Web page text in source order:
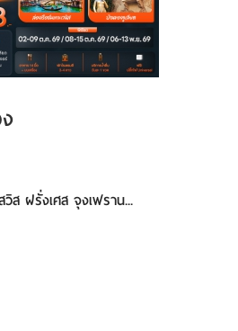
ส ฝรั่งเศส จุงเฟราน...
วิส ฝรั่งเศส 8วัน 5คื...